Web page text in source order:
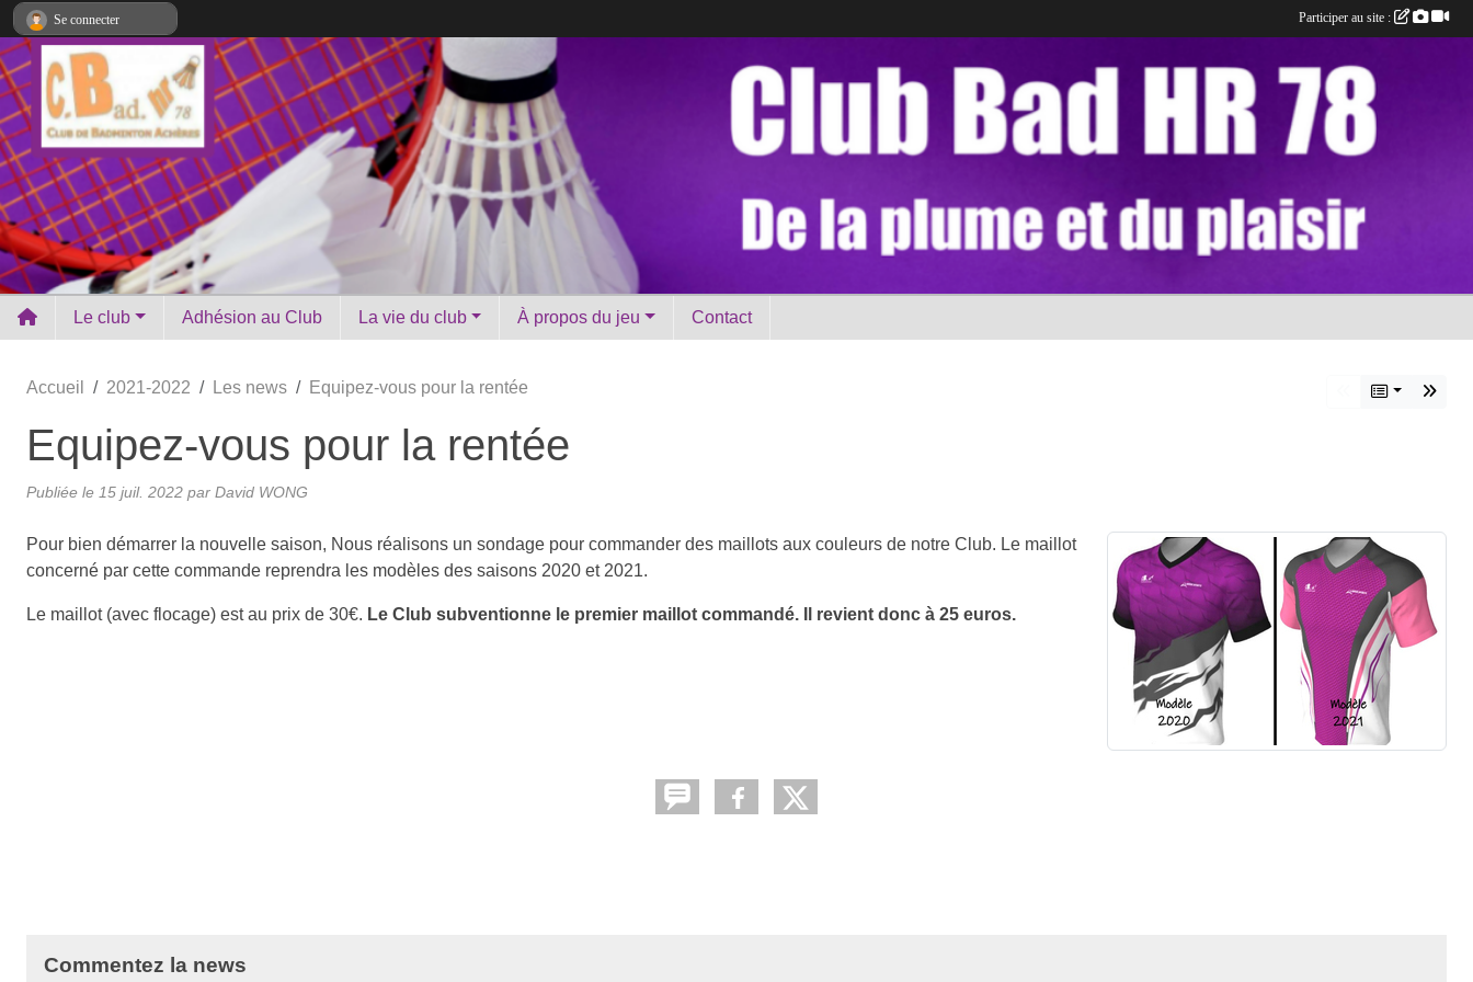
Le club Adhésion au Club La vie du club À propos du jeu Contact
Accueil 2021-2022 Les news Equipez-vous pour la rentée
Equipez-vous pour la rentée
Publiée le 15 juil. 2022 par David WONG
Pour bien démarrer la nouvelle saison, Nous réalisons un sondage pour commander des maillots aux couleurs de notre Club. Le maillot
concerné par cette commande reprendra les modèles des saisons 2020 et 2021.
Le maillot (avec flocage) est au prix de 30€. Le Club subventionne le premier maillot commandé. Il revient donc à 25 euros.
Commentez la news
Se connecter Participer au site :
Panneau de gestion des cookies